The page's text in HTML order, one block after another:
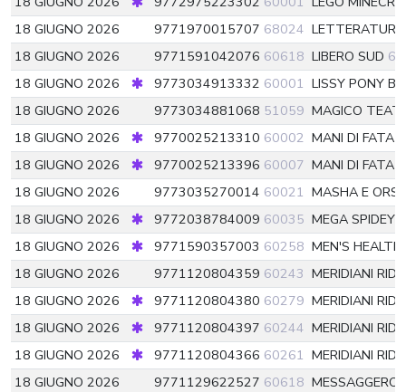
18 GIUGNO 2026
9771970015707 68024
18 GIUGNO 2026
9771591042076 60618 LIBERO SUD
18 GIUGNO 2026
9773034913332 60001 LISSY PONY
18 GIUGNO 2026
9773034881068 51059 MAGICO
18 GIUGNO 2026
9770025213310 60002 MANI DI FATA
18 GIUGNO 2026
9770025213396 60007 MANI DI FATA
18 GIUGNO 2026
9773035270014 60021 MASHA E
18 GIUGNO 2026
9772038784009 60035 MEGA SPIDEY
18 GIUGNO 2026
9771590357003 60258 MEN'S HEALTH
18 GIUGNO 2026
9771120804359 60243 MERIDIANI
18 GIUGNO 2026
9771120804380 60279 MERIDIANI
18 GIUGNO 2026
9771120804397 60244 MERIDIANI
18 GIUGNO 2026
9771120804366 60261 MERIDIANI
18 GIUGNO 2026
9771129622527 60618